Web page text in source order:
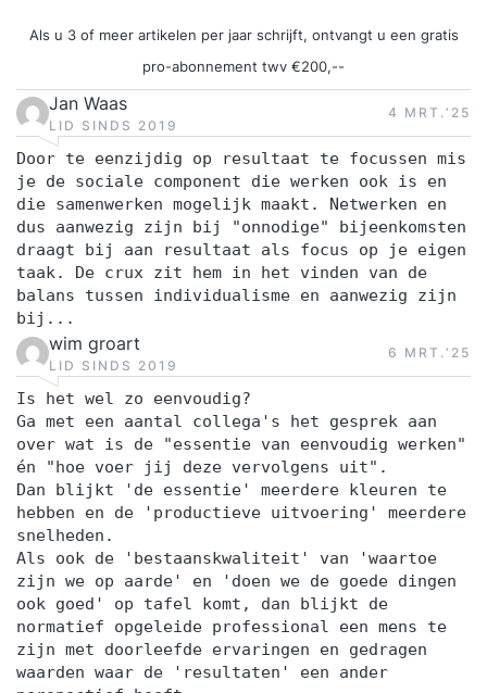
Als u 3 of meer artikelen per jaar schrijft, ontvangt u een gratis
pro-abonnement twv €200,--
Jan Waas
LID SINDS 2019
4 MRT.‘25
Door te eenzijdig op resultaat te focussen mis
je de sociale component die werken ook is en
die samenwerken mogelijk maakt. Netwerken en
dus aanwezig zijn bij "onnodige" bijeenkomsten
draagt bij aan resultaat als focus op je eigen
taak. De crux zit hem in het vinden van de
balans tussen individualisme en aanwezig zijn
bij...
wim groart
LID SINDS 2019
6 MRT.‘25
Is het wel zo eenvoudig?
Ga met een aantal collega's het gesprek aan
over wat is de "essentie van eenvoudig werken"
én "hoe voer jij deze vervolgens uit".
Dan blijkt 'de essentie' meerdere kleuren te
hebben en de 'productieve uitvoering' meerdere
snelheden.
Als ook de 'bestaanskwaliteit' van 'waartoe
zijn we op aarde' en 'doen we de goede dingen
ook goed' op tafel komt, dan blijkt de
normatief opgeleide professional een mens te
zijn met doorleefde ervaringen en gedragen
waarden waar de 'resultaten' een ander